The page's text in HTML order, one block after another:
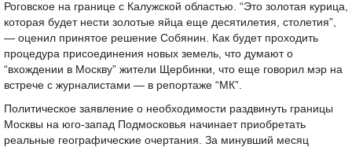
Роговское на границе с Калужской областью. “Это золотая курица,
которая будет нести золотые яйца еще десятилетия, столетия”,
— оценил принятое решение Собянин. Как будет проходить
процедура присоединения новых земель, что думают о
“вхождении в Москву” жители Щербинки, что еще говорил мэр на
встрече с журналистами — в репортаже “МК”.
Политическое заявление о необходимости раздвинуть границы
Москвы на юго-запад Подмосковья начинает приобретать
реальные географические очертания. За минувший месяц